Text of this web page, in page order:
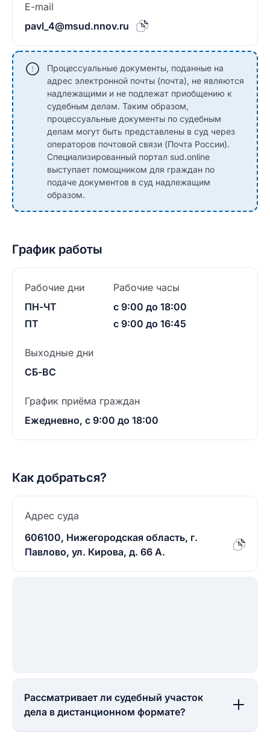
E-mail
pavl_4@msud.nnov.ru
Процессуальные документы, поданные на
адрес электронной почты (почта), не являются
надлежащими и не подлежат приобщению к
судебным делам. Таким образом,
процессуальные документы по судебным
делам могут быть представлены в суд через
операторов почтовой связи (Почта России).
Специализированный портал sud.online
выступает помощником для граждан по
подаче документов в суд надлежащим
образом.
График работы
Рабочие дни
ПН-ЧТ
ПТ
Рабочие часы
с 9:00 до 18:00
с 9:00 до 16:45
Выходные дни
СБ-ВС
График приёма граждан
Ежедневно, с 9:00 до 18:00
Как добраться?
Адрес суда
606100, Нижегородская область, г.
Павлово, ул. Кирова, д. 66 А.
Рассматривает ли судебный участок
дела в дистанционном формате?